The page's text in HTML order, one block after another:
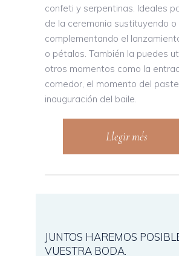
confeti y serpentinas. Ideales
de la ceremonia sustituyendo o
complementando el
o pétalos. También la puedes
otros momentos como la
comedor, el momento del
inauguración del baile.
Llegir més
JUNTOS HAREMOS
VUESTRA BODA.